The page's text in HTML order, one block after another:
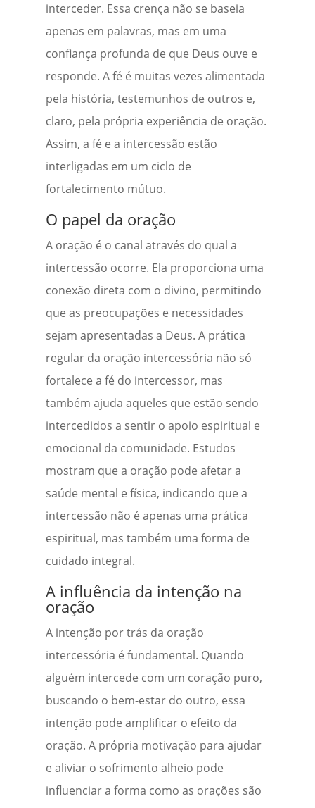
interceder. Essa crença não se baseia
apenas em palavras, mas em uma
confiança profunda de que Deus ouve e
responde. A fé é muitas vezes alimentada
pela história, testemunhos de outros e,
claro, pela própria experiência de oração.
Assim, a fé e a intercessão estão
interligadas em um ciclo de
fortalecimento mútuo.
O papel da oração
A oração é o canal através do qual a
intercessão ocorre. Ela proporciona uma
conexão direta com o divino, permitindo
que as preocupações e necessidades
sejam apresentadas a Deus. A prática
regular da oração intercessória não só
fortalece a fé do intercessor, mas
também ajuda aqueles que estão sendo
intercedidos a sentir o apoio espiritual e
emocional da comunidade. Estudos
mostram que a oração pode afetar a
saúde mental e física, indicando que a
intercessão não é apenas uma prática
espiritual, mas também uma forma de
cuidado integral.
A influência da intenção na
oração
A intenção por trás da oração
intercessória é fundamental. Quando
alguém intercede com um coração puro,
buscando o bem-estar do outro, essa
intenção pode amplificar o efeito da
oração. A própria motivação para ajudar
e aliviar o sofrimento alheio pode
influenciar a forma como as orações são